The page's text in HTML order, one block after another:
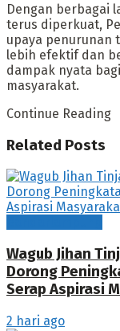
Dengan berbagai
terus diperkuat,
upaya penurunan
lebih efektif dan
dampak nyata
masyarakat.
Continue Reading
Related Posts
Wagub Jihan
Dorong
Serap Aspirasi
2 hari ago